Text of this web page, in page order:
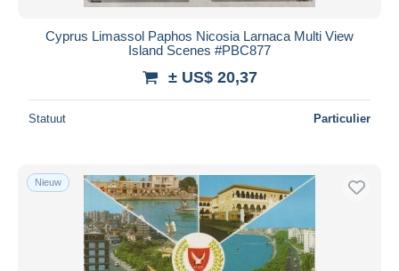
Cyprus Limassol Paphos Nicosia Larnaca Multi View
Island Scenes #PBC877
± US$ 20,37
Statuut Particulier
Nieuw